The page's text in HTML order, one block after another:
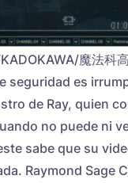
魔法科
seguridad es
de Ray, quien
no puede ni
sabe que su
Raymond Sage